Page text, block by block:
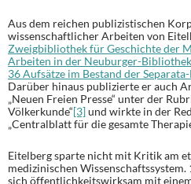
Aus dem reichen publizistischen
wissenschaftlicher Arbeiten von
Zweigbibliothek für Geschichte der
Arbeiten in der Neuburger-Bibliothek
36 Aufsätze im Bestand der
Darüber hinaus publizierte er auch
„Neuen Freien Presse“ unter der
Völkerkunde“[3]und wirkte in der
„Centralblatt für die gesamte
Eitelberg sparte nicht mit Kritik am
medizinischen
sich öffentlichkeitswirksam mit